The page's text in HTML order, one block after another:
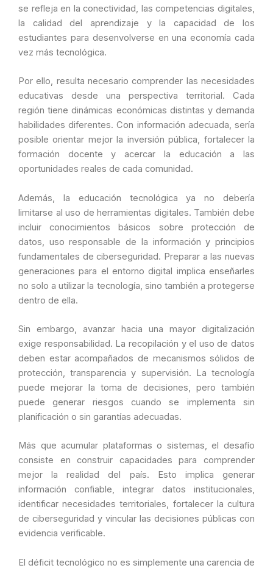
se refleja en la conectividad, las competencias digitales,
la calidad del aprendizaje y la capacidad de los
estudiantes para desenvolverse en una economía cada
vez más tecnológica.
Por ello, resulta necesario comprender las necesidades
educativas desde una perspectiva territorial. Cada
región tiene dinámicas económicas distintas y demanda
habilidades diferentes. Con información adecuada, sería
posible orientar mejor la inversión pública, fortalecer la
formación docente y acercar la educación a las
oportunidades reales de cada comunidad.
Además, la educación tecnológica ya no debería
limitarse al uso de herramientas digitales. También debe
incluir conocimientos básicos sobre protección de
datos, uso responsable de la información y principios
fundamentales de ciberseguridad. Preparar a las nuevas
generaciones para el entorno digital implica enseñarles
no solo a utilizar la tecnología, sino también a protegerse
dentro de ella.
Sin embargo, avanzar hacia una mayor digitalización
exige responsabilidad. La recopilación y el uso de datos
deben estar acompañados de mecanismos sólidos de
protección, transparencia y supervisión. La tecnología
puede mejorar la toma de decisiones, pero también
puede generar riesgos cuando se implementa sin
planificación o sin garantías adecuadas.
Más que acumular plataformas o sistemas, el desafío
consiste en construir capacidades para comprender
mejor la realidad del país. Esto implica generar
información confiable, integrar datos institucionales,
identificar necesidades territoriales, fortalecer la cultura
de ciberseguridad y vincular las decisiones públicas con
evidencia verificable.
El déficit tecnológico no es simplemente una carencia de